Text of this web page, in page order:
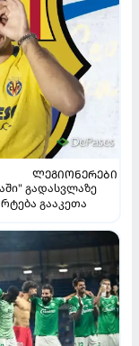
ᲚᲔᲒᲘᲝᲜᲔᲠᲔᲑᲘ
გადასვლაზე
გააკეთა